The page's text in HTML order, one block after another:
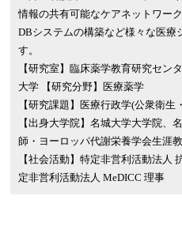
情報の共有可能なケアネットワー
DBシステムの構築など様々な医療
す。
【研究室】臨床薬学教育研究セン
大学 【研究分野】医療薬学
【研究課題】医療行政学(公衆衛
【出身大学院】名城大学大学院、
師・ヨーロッパ代謝栄養学会生涯
【社会活動】特定非営利活動法人
定非営利活動法人 MeDICC 理事